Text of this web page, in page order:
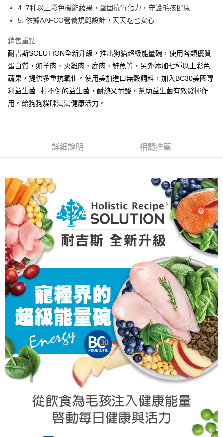
4. 7種以上彩色機能蔬果，鞏固抗氧化力，守護毛孩健康
5. 依據AAFCO營養規範設計，天天吃也安心
銷售重點
耐吉斯SOLUTION全新升級，推出狗貓超級能量碗，使用各類優質
蛋白質，如羊肉、火雞肉、鹿肉、鮭魚等，另外添加七種以上彩色
蔬果，提供多重抗氧化。使用美加進口無穀飼料，加入BC30美國專
利益生菌─打不倒的益生菌，耐熱又耐酸，幫助益生菌有效發揮作
用。給狗狗貓咪滿滿健康活力。
詳細說明 相關推薦